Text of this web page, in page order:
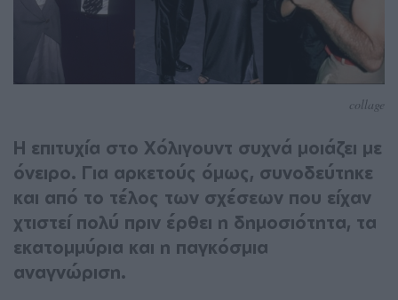
collage
Η επιτυχία στο Χόλιγουντ συχνά μοιάζει με
όνειρο. Για αρκετούς όμως, συνοδεύτηκε
και από το τέλος των σχέσεων που είχαν
χτιστεί πολύ πριν έρθει η δημοσιότητα, τα
εκατομμύρια και η παγκόσμια
αναγνώριση.